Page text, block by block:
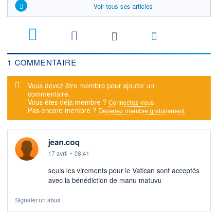
Voir tous ses articles
1 COMMENTAIRE
Message d'alerte
Vous devez être membre pour ajouter un
commentaire.
Vous êtes déjà membre ? Connectez-vous
Pas encore membre ? Devenez membre gratuitement
jean.coq
17 avril • 08:41
seuls les virements pour le Vatican sont acceptés
avec la bénédiction de manu matuvu
Signaler un abus